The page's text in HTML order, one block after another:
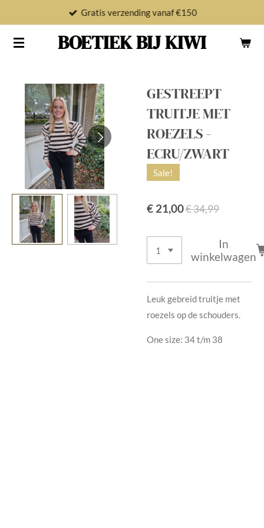
naar
BOETIEK BIJ KIWI
Gratis verzending vanaf €150
GESTREEPT
TRUITJE MET
ROEZELS -
ECRU/ZWART
Sale!
€ 21,00€ 34,99
In
winkelwagen
Leuk gebreid truitje met
roezels op de schouders.
One size: 34 t/m 38